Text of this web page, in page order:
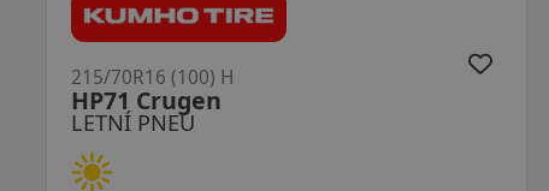
LETNÍ PNEU
Sport Response
215/70R16 (100) H